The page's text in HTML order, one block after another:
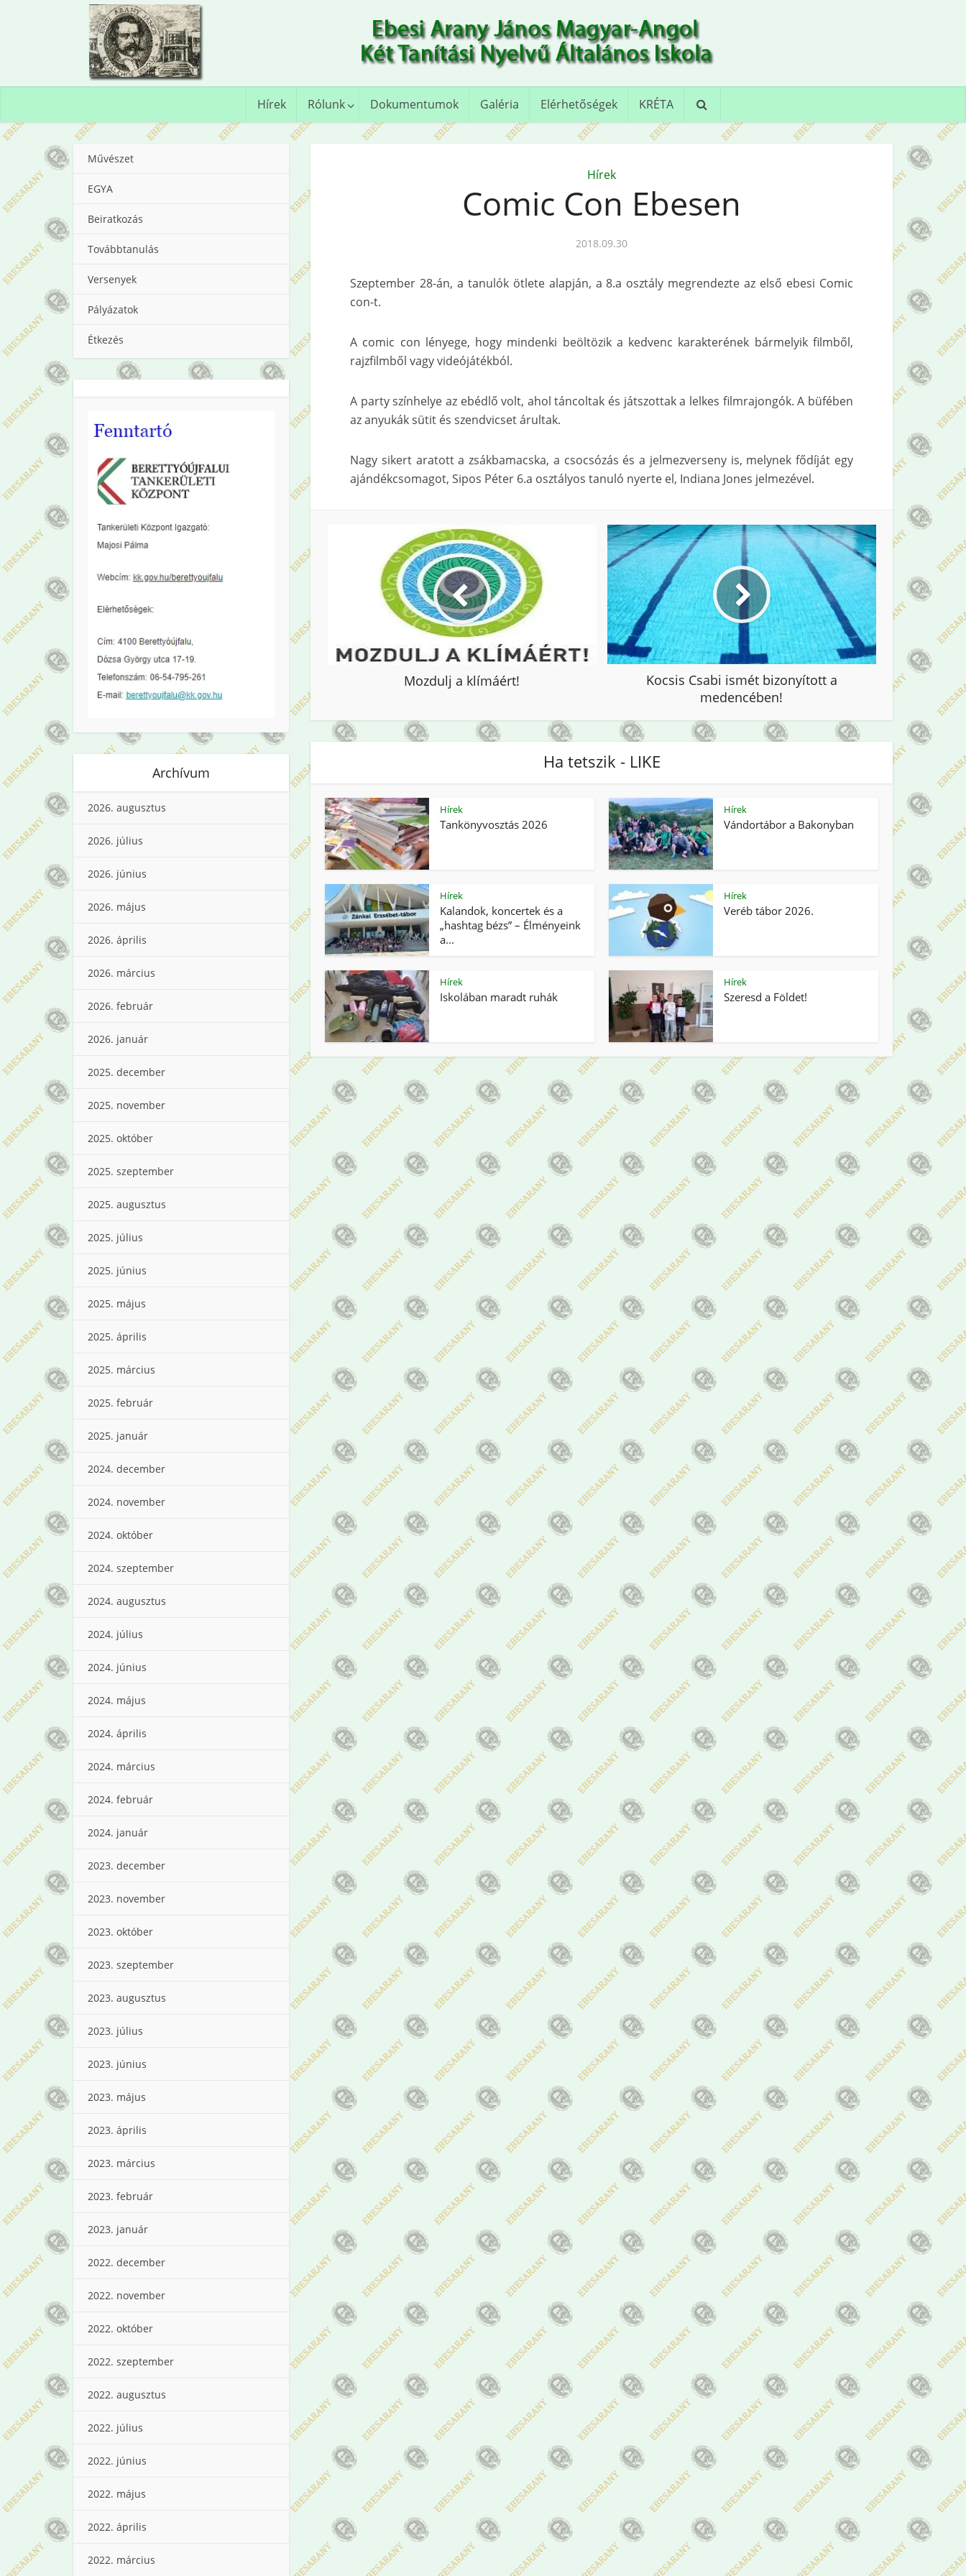
Hírek Rólunk Dokumentumok Galéria Elérhetőségek KRÉTA
Művészet
EGYA
Beiratkozás
Továbbtanulás
Versenyek
Pályázatok
Étkezés
Archívum
2026. augusztus
2026. július
2026. június
2026. május
2026. április
2026. március
2026. február
2026. január
2025. december
2025. november
2025. október
2025. szeptember
2025. augusztus
2025. július
2025. június
2025. május
2025. április
2025. március
2025. február
2025. január
2024. december
2024. november
2024. október
2024. szeptember
2024. augusztus
2024. július
2024. június
2024. május
2024. április
2024. március
2024. február
2024. január
2023. december
2023. november
2023. október
2023. szeptember
2023. augusztus
2023. július
2023. június
2023. május
2023. április
2023. március
2023. február
2023. január
2022. december
2022. november
2022. október
2022. szeptember
2022. augusztus
2022. július
2022. június
2022. május
2022. április
2022. március
Hírek
Comic Con Ebesen
2018.09.30
Szeptember 28-án, a tanulók ötlete alapján, a 8.a osztály megrendezte az első ebesi Comic
con-t.
A comic con lényege, hogy mindenki beöltözik a kedvenc karakterének bármelyik filmből,
rajzfilmből vagy videójátékból.
A party színhelye az ebédlő volt, ahol táncoltak és játszottak a lelkes filmrajongók. A büfében
az anyukák sütit és szendvicset árultak.
Nagy sikert aratott a zsákbamacska, a csocsózás és a jelmezverseny is, melynek fődíját egy
ajándékcsomagot, Sipos Péter 6.a osztályos tanuló nyerte el, Indiana Jones jelmezével.
Mozdulj a klímáért!
Kocsis Csabi ismét bizonyított a
medencében!
Ha tetszik - LIKE
Hírek
Tankönyvosztás 2026
Hírek
Vándortábor a Bakonyban
Hírek
Kalandok, koncertek és a
„hashtag bézs” – Élményeink
a...
Hírek
Veréb tábor 2026.
Hírek
Iskolában maradt ruhák
Hírek
Szeresd a Földet!